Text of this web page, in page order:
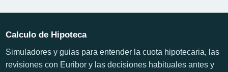
Calculo de Hipoteca
Simuladores y guias para entender la cuota hipotecaria, las
revisiones con Euribor y las decisiones habituales antes y